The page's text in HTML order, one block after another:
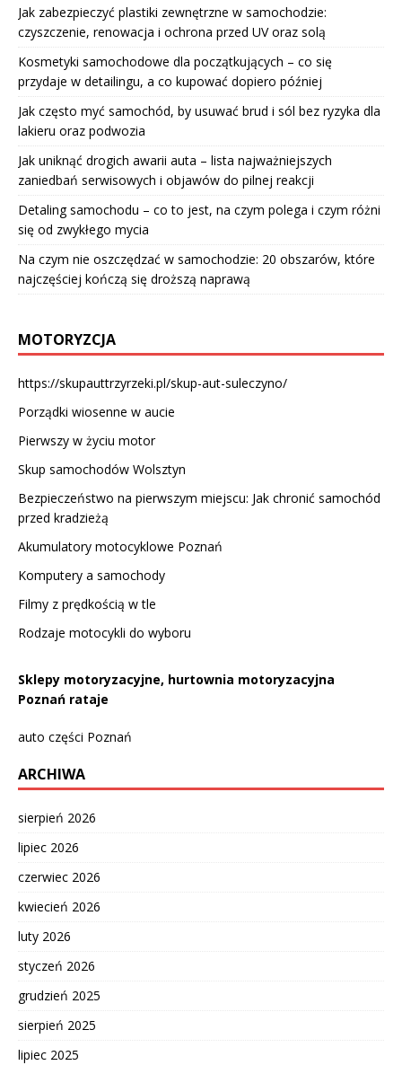
Jak zabezpieczyć plastiki zewnętrzne w samochodzie:
czyszczenie, renowacja i ochrona przed UV oraz solą
Kosmetyki samochodowe dla początkujących – co się
przydaje w detailingu, a co kupować dopiero później
Jak często myć samochód, by usuwać brud i sól bez ryzyka dla
lakieru oraz podwozia
Jak uniknąć drogich awarii auta – lista najważniejszych
zaniedbań serwisowych i objawów do pilnej reakcji
Detaling samochodu – co to jest, na czym polega i czym różni
się od zwykłego mycia
Na czym nie oszczędzać w samochodzie: 20 obszarów, które
najczęściej kończą się droższą naprawą
MOTORYZCJA
https://skupauttrzyrzeki.pl/skup-aut-suleczyno/
Porządki wiosenne w aucie
Pierwszy w życiu motor
Skup samochodów Wolsztyn
Bezpieczeństwo na pierwszym miejscu: Jak chronić samochód
przed kradzieżą
Akumulatory motocyklowe Poznań
Komputery a samochody
Filmy z prędkością w tle
Rodzaje motocykli do wyboru
Sklepy motoryzacyjne, hurtownia motoryzacyjna
Poznań rataje
auto części Poznań
ARCHIWA
sierpień 2026
lipiec 2026
czerwiec 2026
kwiecień 2026
luty 2026
styczeń 2026
grudzień 2025
sierpień 2025
lipiec 2025